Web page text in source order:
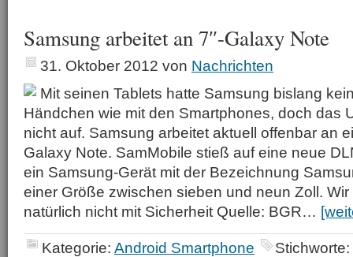
Samsung arbeitet an 7″-Galaxy Note
31. Oktober 2012 von Nachrichten
Mit seinen Tablets hatte Samsung bislang
Händchen wie mit den Smartphones, doch das
nicht auf. Samsung arbeitet aktuell offenbar an
Galaxy Note. SamMobile stieß auf eine neue
ein Samsung-Gerät mit der Bezeichnung
einer Größe zwischen sieben und neun Zoll.
natürlich nicht mit Sicherheit Quelle: BGR…
Kategorie: Android Smartphone
Stichworte: